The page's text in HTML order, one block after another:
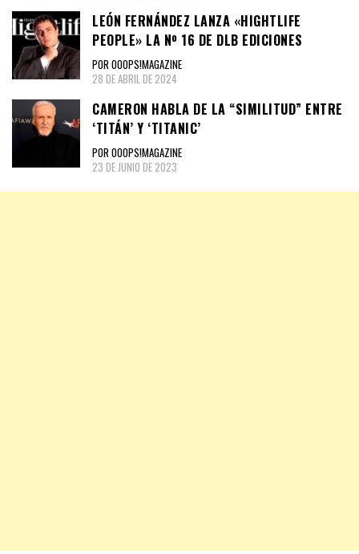
LEÓN FERNÁNDEZ LANZA «HIGHTLIFE
PEOPLE» LA Nº 16 DE DLB EDICIONES
POR OOOPS!MAGAZINE
28 DE ABRIL DE 2024
CAMERON HABLA DE LA “SIMILITUD” ENTRE
‘TITÁN’ Y ‘TITANIC’
POR OOOPS!MAGAZINE
23 DE JUNIO DE 2023